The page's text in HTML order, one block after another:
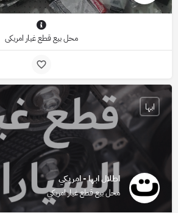
محل بيع قطع غيار امريكي
اطلال ابها - امريكي
محل بيع قطع غيار امريكي
ابها